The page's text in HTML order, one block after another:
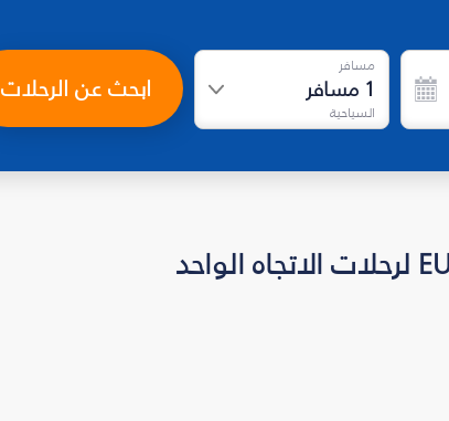
مسافر
1 مسافر
السياحية
ابحث عن الرحلات